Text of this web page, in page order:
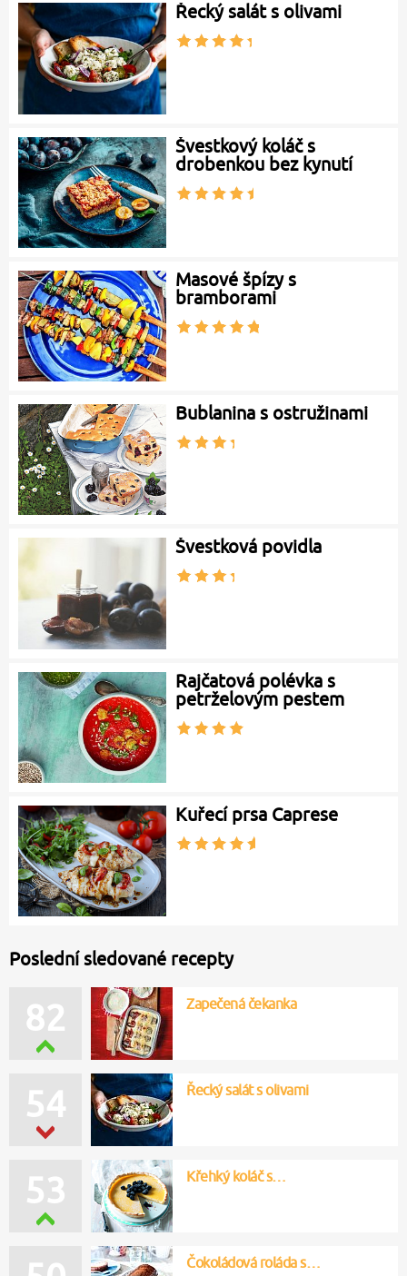
Řecký salát s olivami
Švestkový koláč s
drobenkou bez kynutí
Masové špízy s
bramborami
Bublanina s ostružinami
Švestková povidla
Rajčatová polévka s
petrželovým pestem
Kuřecí prsa Caprese
Poslední sledované recepty
82 Zapečená čekanka
54 Řecký salát s olivami
53 Křehký koláč s…
Čokoládová roláda s…